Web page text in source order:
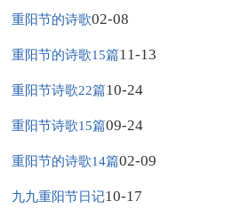
重阳节的诗歌02-08
重阳节的诗歌15篇11-13
重阳节诗歌22篇10-24
重阳节诗歌15篇09-24
重阳节的诗歌14篇02-09
九九重阳节日记10-17